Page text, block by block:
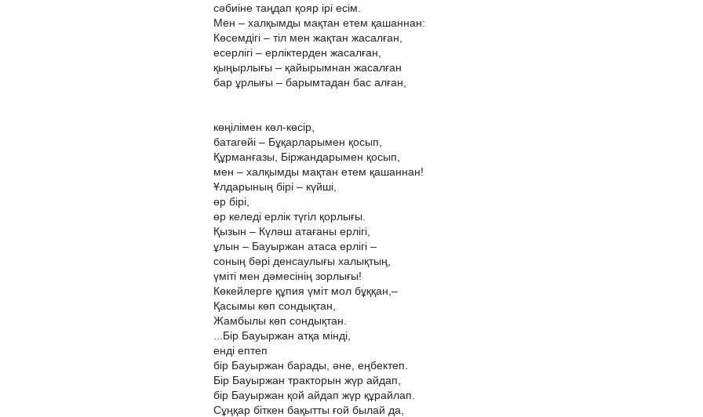
сәбиіне таңдап қояр ірі есім.
Мен – халқымды мақтан етем қашаннан:
Көсемдігі – тіл мен жақтан жасалған,
есерлігі – ерліктерден жасалған,
қыңырлығы – қайырымнан жасалған
бар ұрлығы – барымтадан бас алған,
көңілімен көл-көсір,
батагөйі – Бұқарларымен қосып,
Құрманғазы, Біржандарымен қосып,
мен – халқымды мақтан етем қашаннан!
Ұлдарының бірі – күйші,
өр бірі,
өр келеді ерлік түгіл қорлығы.
Қызын – Күләш атағаны ерлігі,
ұлын – Бауыржан атаса ерлігі –
соның бәрі денсаулығы халықтың,
үміті мен дәмесінің зорлығы!
Көкейлерге құпия үміт мол бұққан,–
Қасымы көп сондықтан,
Жамбылы көп сондықтан.
...Бір Бауыржан атқа мінді,
енді ептеп
бір Бауыржан барады, әне, еңбектеп.
Бір Бауыржан тракторын жүр айдап,
бір Бауыржан қой айдап жүр құрайлап.
Сұңқар біткен бақытты ғой былай да,